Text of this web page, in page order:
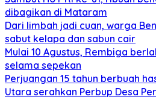
dibagikan di Mataram
Dari limbah jadi cuan, warga
sabut kelapa dan sabun cair
Mulai 10 Agustus, Rembiga
selama sepekan
Perjuangan 15 tahun berbuah
Utara serahkan Perbup Desa